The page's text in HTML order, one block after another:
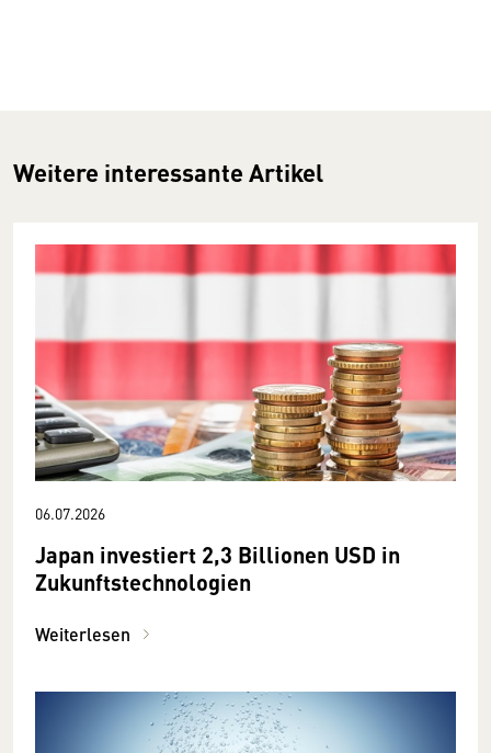
Weitere interessante Artikel
06.07.2026
Japan investiert 2,3 Billionen USD in
Zukunftstechnologien
Weiterlesen